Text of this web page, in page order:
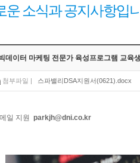
운 소식과 공지사항입
데이터 마케팅 전문가 육성프로그램 교육
첨부파일 | 스파밸리DSA지원서(0621).docx
일 지원 parkjh@dni.co.kr